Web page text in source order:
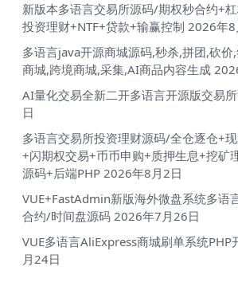
新版本多语言交易所源码/期权秒合约+
投资理财+NTF+贷款+输赢控制 2026年8
多语言java开源商城源码,秒杀,拼团,砍价
商城,跨境商城,采集,AI商品内容生成
AI量化交易全新二开多语言开源版交易
日
多语言交易所投资理财源码/全仓逐仓+
+闪期权交易+币币申购+质押生息+挖矿
源码+后端PHP 2026年8月2日
VUE+FastAdmin新版海外微盘系统多语
合约/时间盘源码 2026年7月26日
VUE多语言AliExpress商城刷单系统PHP
月24日